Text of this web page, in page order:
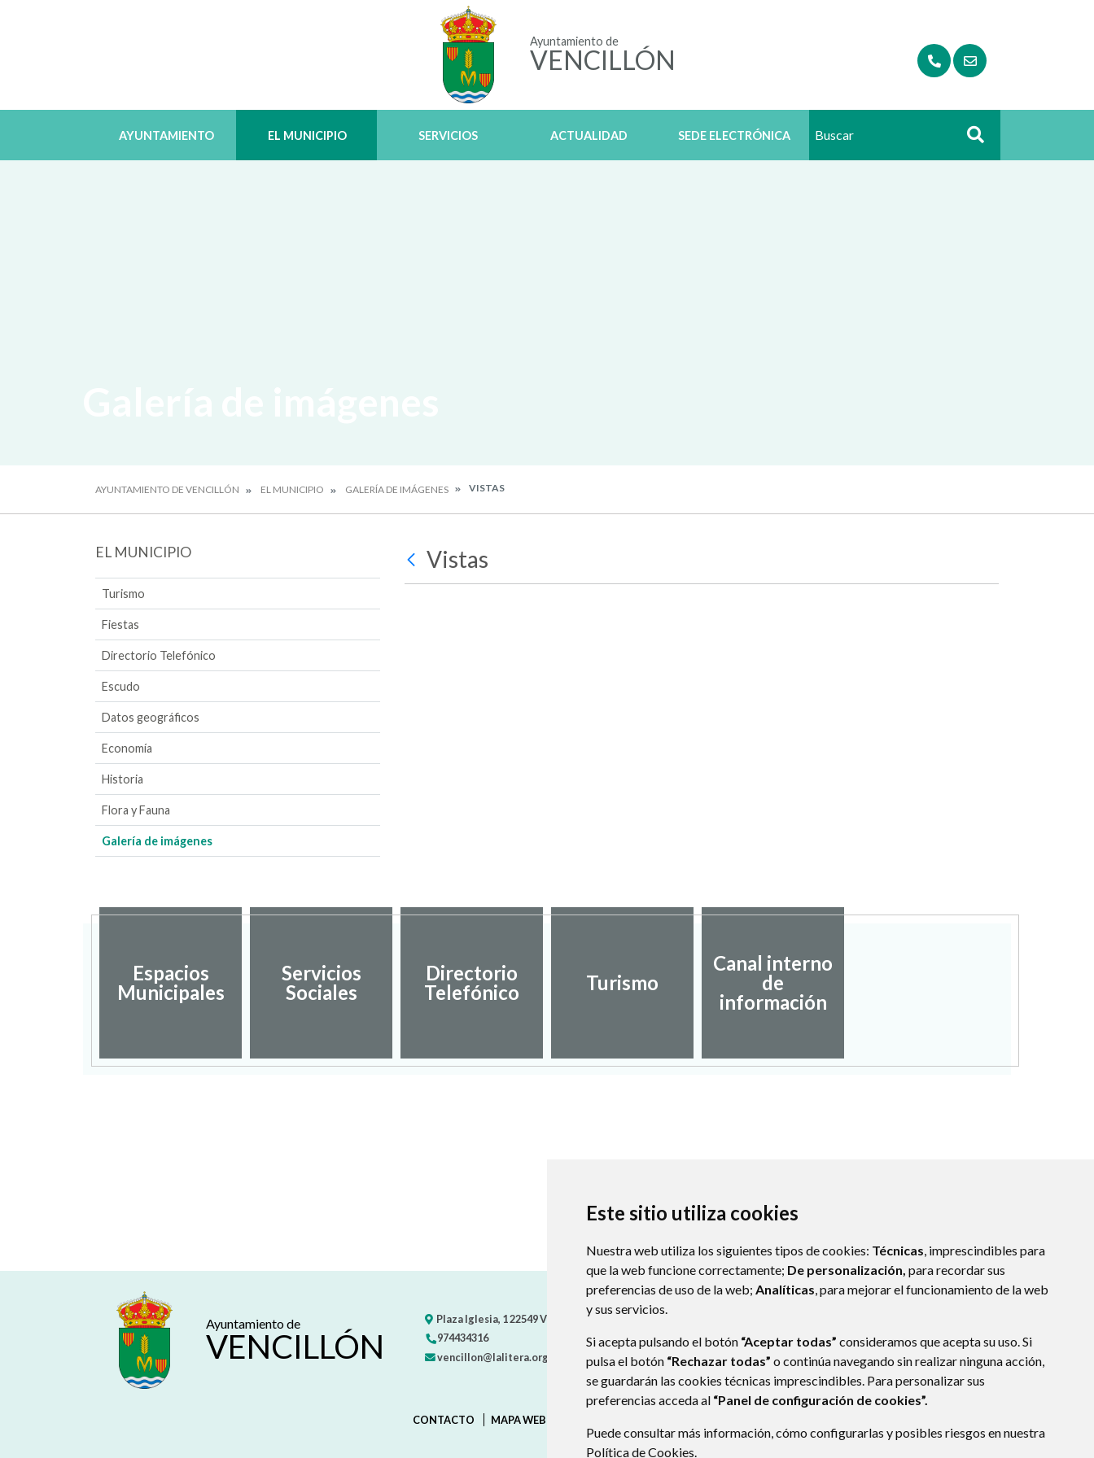
Este sitio utiliza cookies
Nuestra web utiliza los siguientes tipos de cookies: Técnicas, imprescindibles para
que la web funcione correctamente; De personalización, para recordar sus
preferencias de uso de la web; Analíticas, para mejorar el funcionamiento de la web
y sus servicios.
Si acepta pulsando el botón “Aceptar todas” consideramos que acepta su uso. Si
pulsa el botón “Rechazar todas” o continúa navegando sin realizar ninguna acción,
se guardarán las cookies técnicas imprescindibles. Para personalizar sus
preferencias acceda al “Panel de configuración de cookies”.
Puede consultar más información, cómo configurarlas y posibles riesgos en nuestra
Política de Cookies.
Ayuntamiento de
VENCILLÓN
AYUNTAMIENTO EL MUNICIPIO SERVICIOS ACTUALIDAD SEDE ELECTRÓNICA Buscar
AYUNTAMIENTO DE VENCILLÓN EL MUNICIPIO GALERÍA DE IMÁGENES VISTAS
EL MUNICIPIO
Turismo
Fiestas
Directorio Telefónico
Escudo
Datos geográficos
Economía
Historia
Flora y Fauna
Galería de imágenes
Vistas
Espacios
Municipales
Servicios
Sociales
Directorio
Telefónico
Turismo
Canal interno
de
información
Ayuntamiento de
VENCILLÓN
Plaza Iglesia, 122549VENCILLÓN
974434316
vencillon@lalitera.org
CONTACTO MAPA WEB